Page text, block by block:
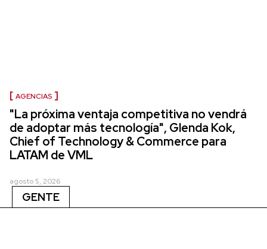
AGENCIAS
"La próxima ventaja competitiva no vendrá
de adoptar más tecnología", Glenda Kok,
Chief of Technology & Commerce para
LATAM de VML
agosto 5, 2026
GENTE